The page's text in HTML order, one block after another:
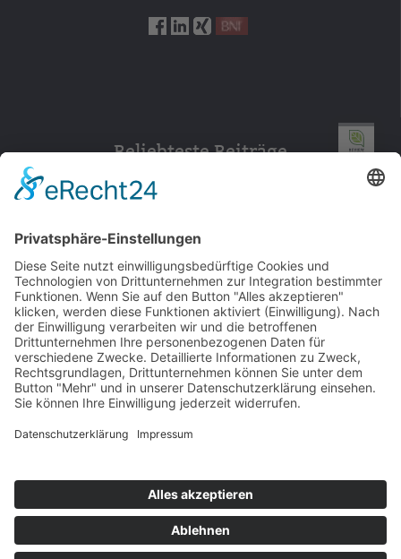
Beliebteste Beiträge
© 2026 Walter Stuber -Impressum Datenschutz
Gemeinhardt Service - Mutmacher.jetzt
Bewertungen auf ProvenExpert.com
154